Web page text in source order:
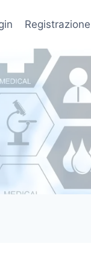
Registrazione